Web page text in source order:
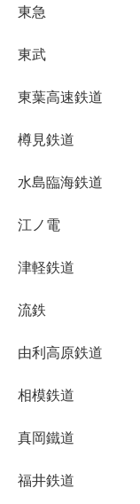
東急
東武
東葉高速鉄道
樽見鉄道
水島臨海鉄道
江ノ電
津軽鉄道
流鉄
由利高原鉄道
相模鉄道
真岡鐵道
福井鉄道